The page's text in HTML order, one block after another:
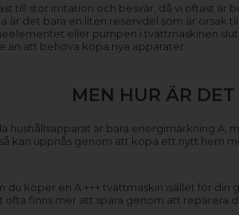
till stor irritation och besvär, då vi oftast
är det bara en liten reservdel som är
eller pumpen i tvättmaskinen
än att behöva köpa nya apparater.
MEN HUR ÄR
hushållsapparat är bara energimärkning
kan uppnås genom att köpa ett nytt hem
köper en A +++ tvättmaskin isället för din
ofta finns mer att spara genom att